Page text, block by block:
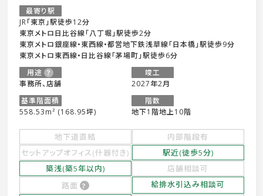
最寄り駅
JR「東京」駅徒歩12分
東京メトロ日比谷線「八丁堀」駅徒歩2分
東京メトロ銀座線•東西線•都営地下鉄浅草線「日本橋」駅徒歩9分
東京メトロ東西線•日比谷線「茅場町」駅徒歩6分
用途
事務所、店舗
竣工
2027年2月
基準階面積
558.53m² (168.95坪)
階数
地下1階地上10階
地下道直結
内部階段有
セットアップオフィス(什器付き)
駅近(徒歩5分)
築浅(築5年以内)
店舗相談可
路面
給排水引込み相談可